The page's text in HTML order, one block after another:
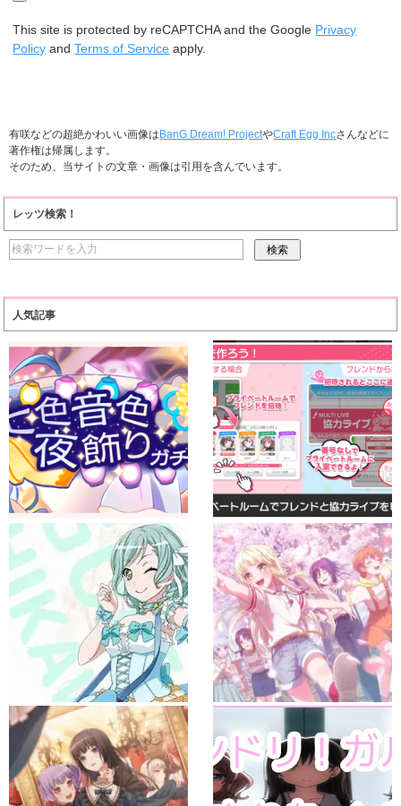
This site is protected by reCAPTCHA and the Google Privacy
Policy andTerms of Service apply.
有咲などの超絶かわいい画像は BanG Dream! ProjectやCraft Egg Incさんなどに
著作権は帰属します。
そのため、当サイトの文章・画像は引用を含んでいます。
レッツ検索！
人気記事